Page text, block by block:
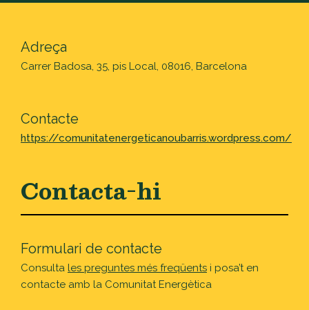
Adreça
Carrer Badosa, 35, pis Local, 08016, Barcelona
Contacte
https://comunitatenergeticanoubarris.wordpress.com/
Contacta-hi
Formulari de contacte
Consulta les preguntes més freqüents i posa’t en
contacte amb la Comunitat Energètica